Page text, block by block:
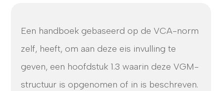
Een handboek gebaseerd op de VCA-norm
zelf, heeft, om aan deze eis invulling te
geven, een hoofdstuk 1.3 waarin deze VGM-
structuur is opgenomen of in is beschreven.